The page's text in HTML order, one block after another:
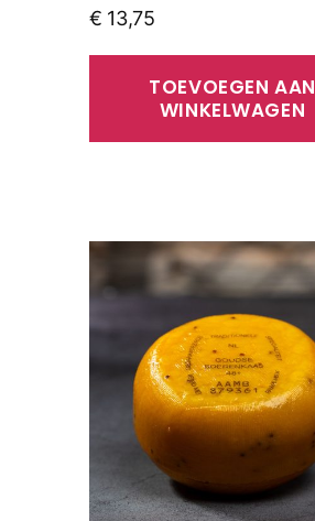
€ 13,75
TOEVOEGEN AAN
WINKELWAGEN